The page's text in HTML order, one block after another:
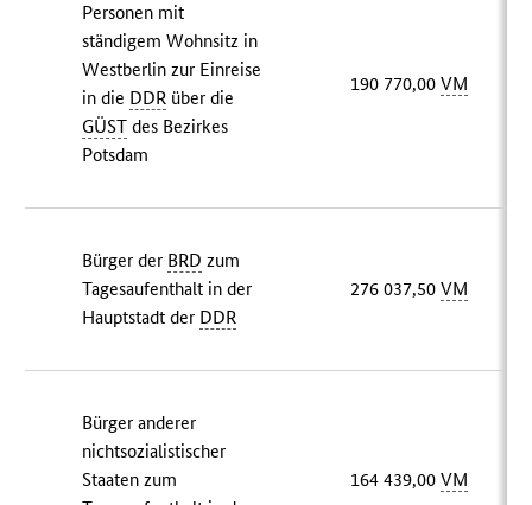
Personen mit
ständigem Wohnsitz in
Westberlin zur Einreise
in die DDR über die
GÜST des Bezirkes
Potsdam
190 770,00VM
Bürger der BRD zum
Tagesaufenthalt in der
Hauptstadt der DDR
276 037,50VM
Bürger anderer
nichtsozialistischer
Staaten zum
164 439,00VM